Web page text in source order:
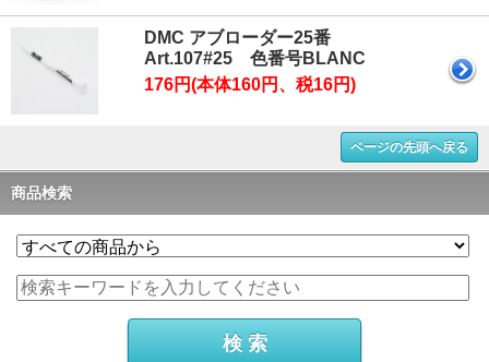
DMC アブローダー25番
Art.107#25 色番号BLANC
176円(本体160円、税16円)
ページの先頭へ戻る
商品検索